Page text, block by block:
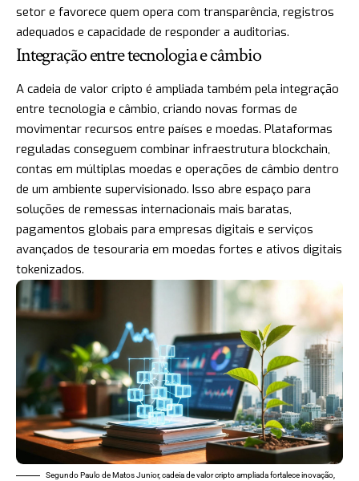
setor e favorece quem opera com transparência, registros
adequados e capacidade de responder a auditorias.
Integração entre tecnologia e câmbio
A cadeia de valor cripto é ampliada também pela integração
entre tecnologia e câmbio, criando novas formas de
movimentar recursos entre países e moedas. Plataformas
reguladas conseguem combinar infraestrutura blockchain,
contas em múltiplas moedas e operações de câmbio dentro
de um ambiente supervisionado. Isso abre espaço para
soluções de remessas internacionais mais baratas,
pagamentos globais para empresas digitais e serviços
avançados de tesouraria em moedas fortes e ativos digitais
tokenizados.
Segundo Paulo de Matos Junior, cadeia de valor cripto ampliada fortalece inovação,